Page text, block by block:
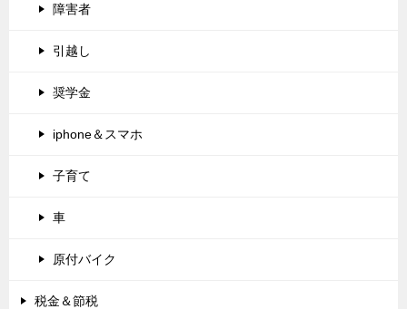
障害者
引越し
奨学金
iphone＆スマホ
子育て
車
原付バイク
税金＆節税